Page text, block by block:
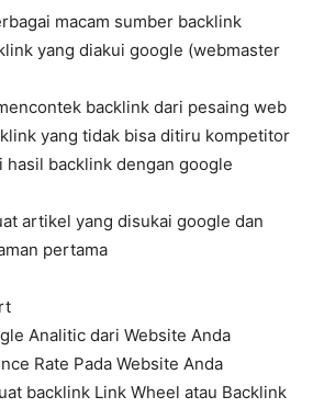
macam sumber backlink
yang diakui google (webmaster
backlink dari pesaing web
yang tidak bisa ditiru kompetitor
hasil backlink dengan google
artikel yang disukai google dan
pertama
Analitic dari Website Anda
Rate Pada Website Anda
backlink Link Wheel atau Backlink